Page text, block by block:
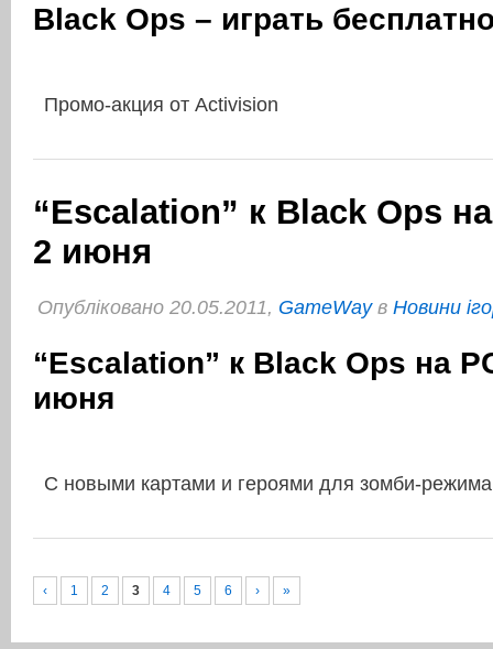
Black Ops – играть
Промо-акция от Activision
“Escalation” к Black Ops
2 июня
Опубліковано 20.05.2011, GameWayв Новини
“Escalation” к Black Ops на
июня
С новыми картами и героями для зомби-режима
‹ 1 2 3 4 5 6 › »